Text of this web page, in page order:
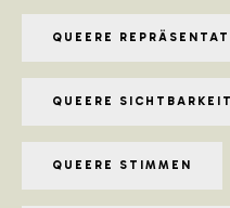
QUEERE
QUEERE SICHTBARKEIT
QUEERE STIMMEN